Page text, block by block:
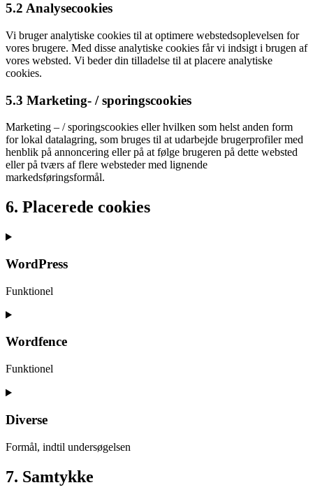
5.2 Analysecookies
Vi bruger analytiske cookies til at optimere webstedsoplevelsen for
vores brugere. Med disse analytiske cookies får vi indsigt i brugen af
​​vores websted. Vi beder din tilladelse til at placere analytiske
cookies.
5.3 Marketing- / sporingscookies
Marketing – / sporingscookies eller hvilken som helst anden form
for lokal datalagring, som bruges til at udarbejde brugerprofiler med
henblik på annoncering eller på at følge brugeren på dette websted
eller på tværs af flere websteder med lignende
markedsføringsformål.
6. Placerede cookies
WordPress
Funktionel
Consent
service
Wordfence
Funktionel
Consent
service
Diverse
Formål, indtil undersøgelsen
Consent
to
7. Samtykke